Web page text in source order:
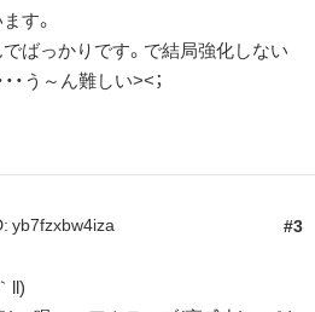
す。
ばっかりです。で結局強化しない
・う～ん難しい><；
3
yb7fzxbw4iza
ll)